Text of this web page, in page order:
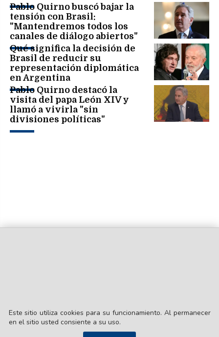
Pablo Quirno buscó bajar la
tensión con Brasil:
"Mantendremos todos los
canales de diálogo abiertos"
Qué significa la decisión de
Brasil de reducir su
representación diplomática
en Argentina
Pablo Quirno destacó la
visita del papa León XIV y
llamó a vivirla "sin
divisiones políticas"
Este sitio utiliza cookies para su funcionamiento. Al permanecer
en el sitio usted consiente a su uso.